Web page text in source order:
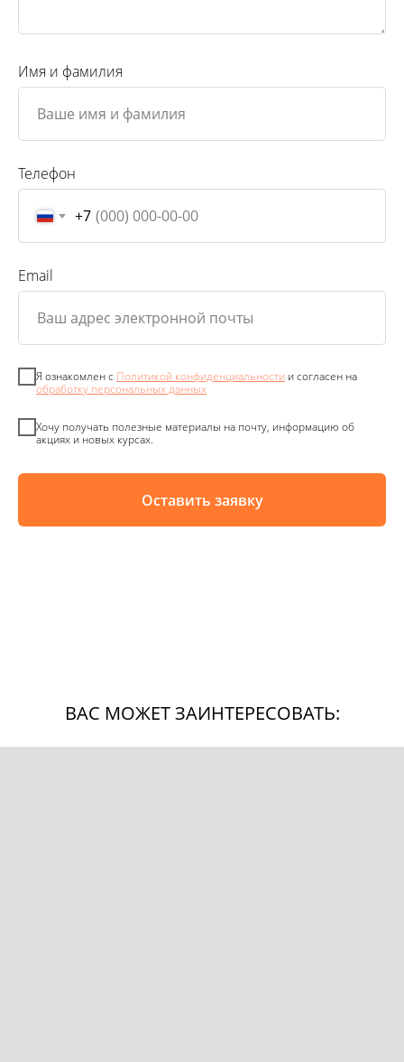
Имя и фамилия
Телефон
+7
Email
Я ознакомлен с Политикой конфиденциальности и согласен на
обработку персональных данных
Хочу получать полезные материалы на почту, информацию об
акциях и новых курсах.
Оставить заявку
ВАС МОЖЕТ ЗАИНТЕРЕСОВАТЬ: